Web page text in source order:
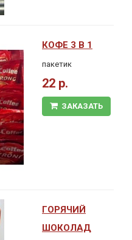
КОФЕ 3 В 1
пакетик
22 р.
ЗАКАЗАТЬ
ГОРЯЧИЙ
ШОКОЛАД